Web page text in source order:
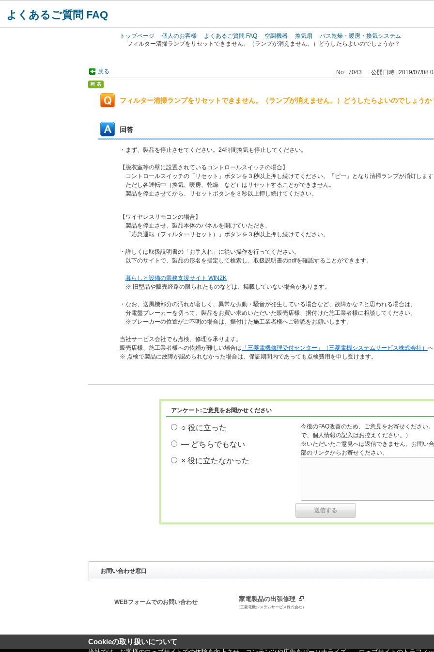
よくあるご質問 FAQ
トップページ 個人のお客様 よくあるご質問 FAQ 空調機器 換気扇
バス乾燥・暖房・換気システム
フィルター清掃ランプをリセットできません。（ランプが消えません。）どうしたらよいのでしょうか？
戻る No : 7043 公開日時 : 2019/07/08
フィルター清掃ランプをリセットできません。（ランプが消えません。）どうしたらよいのでしょうか
回答
・まず、製品を停止させてください。24時間換気も停止してください。
【脱衣室等の壁に設置されているコントロールスイッチの場合】
コントロールスイッチの「リセット」ボタンを３秒以上押し続けてください。「ピー」となり清掃ランプが消灯します
ただし各運転中（換気、暖房、乾燥 など）はリセットすることができません。
製品を停止させてから、リセットボタンを３秒以上押し続けてください。
【ワイヤレスリモコンの場合】
製品を停止させ、製品本体のパネルを開けていただき、
「応急運転（フィルターリセット）」ボタンを３秒以上押し続けてください。
・詳しくは取扱説明書の「お手入れ」に従い操作を行ってください。
以下のサイトで、製品の形名を指定して検索し、取扱説明書のpdfを確認することができます。
暮らしと設備の業務支援サイト WIN2K
※ 旧型品や販売経路の限られたものなどは、掲載していない場合があります。
・なお、送風機部分の汚れが著しく、異常な振動・騒音が発生している場合など、故障かな？と思われる場合は、
分電盤ブレーカーを切って、製品をお買い求めいただいた販売店様、据付けた施工業者様に相談してください。
※ブレーカーの位置がご不明の場合は、据付けた施工業者様へご確認をお願いします。
当社サービス会社でも点検、修理を承ります。
販売店様、施工業者様への依頼が難しい場合は 「三菱電機修理受付センター」（三菱電機システムサービス株式会社）
※ 点検で製品に故障が認められなかった場合は、保証期間内であっても点検費用を申し受けます。
アンケート:ご意見をお聞かせください
○ 役に立った
― どちらでもない
× 役に立たなかった
今後のFAQ改善のため、ご意見をお寄せください
で、個人情報の記入はお控えください。）
※いただいたご意見へは返信できません。お問い
部のリンクからお寄せください。
お問い合わせ窓口
WEBフォームでのお問い合わせ 家電製品の出張修理
（三菱電機システムサービス株式会社）
Cookieの取り扱いについて